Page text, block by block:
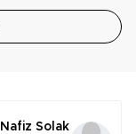
Nafiz Solak